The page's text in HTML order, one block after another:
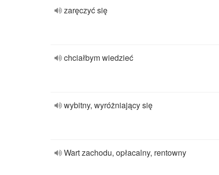
zaręczyć się
chciałbym wiedzieć
wybitny, wyróżniający się
Wart zachodu, opłacalny, rentowny